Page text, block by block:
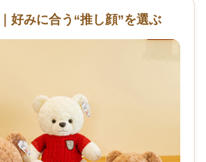
好みに合う“推し顔”を選ぶ